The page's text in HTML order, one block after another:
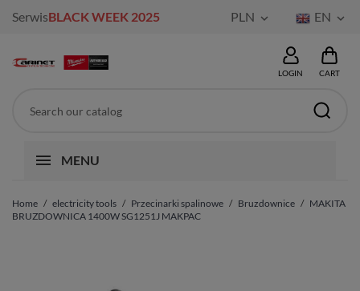
SerwisBLACK WEEK 2025 PLN  EN 
LOGIN CART
MENU
Home electricity tools Przecinarki spalinowe Bruzdownice
MAKITA
BRUZDOWNICA 1400W SG1251J MAKPAC